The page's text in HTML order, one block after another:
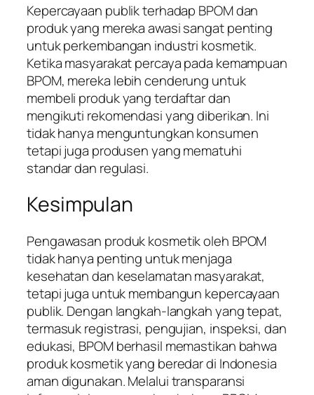
Kepercayaan publik terhadap BPOM dan
produk yang mereka awasi sangat penting
untuk perkembangan industri kosmetik.
Ketika masyarakat percaya pada kemampuan
BPOM, mereka lebih cenderung untuk
membeli produk yang terdaftar dan
mengikuti rekomendasi yang diberikan. Ini
tidak hanya menguntungkan konsumen
tetapi juga produsen yang mematuhi
standar dan regulasi.
Kesimpulan
Pengawasan produk kosmetik oleh BPOM
tidak hanya penting untuk menjaga
kesehatan dan keselamatan masyarakat,
tetapi juga untuk membangun kepercayaan
publik. Dengan langkah-langkah yang tepat,
termasuk registrasi, pengujian, inspeksi, dan
edukasi, BPOM berhasil memastikan bahwa
produk kosmetik yang beredar di Indonesia
aman digunakan. Melalui transparansi